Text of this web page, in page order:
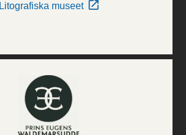
Litografiska museet